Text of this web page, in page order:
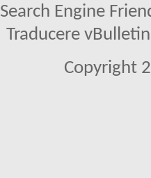
Search Engine
Traducere
Copyright